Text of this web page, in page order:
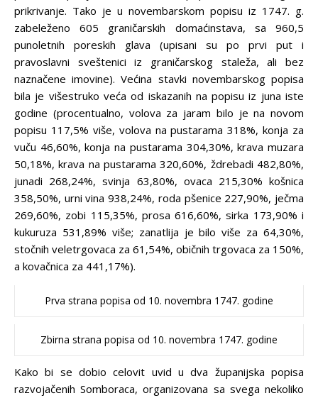
prikrivanje. Tako je u novembarskom popisu iz 1747. g.
zabeleženo 605 graničarskih domaćinstava, sa 960,5
punoletnih poreskih glava (upisani su po prvi put i
pravoslavni sveštenici iz graničarskog staleža, ali bez
naznačene imovine). Većina stavki novembarskog popisa
bila je višestruko veća od iskazanih na popisu iz juna iste
godine (procentualno, volova za jaram bilo je na novom
popisu 117,5% više, volova na pustarama 318%, konja za
vuču 46,60%, konja na pustarama 304,30%, krava muzara
50,18%, krava na pustarama 320,60%, ždrebadi 482,80%,
junadi 268,24%, svinja 63,80%, ovaca 215,30% košnica
358,50%, urni vina 938,24%, roda pšenice 227,90%, ječma
269,60%, zobi 115,35%, prosa 616,60%, sirka 173,90% i
kukuruza 531,89% više; zanatlija je bilo više za 64,30%,
stočnih veletrgovaca za 61,54%, običnih trgovaca za 150%,
a kovačnica za 441,17%).
Prva strana popisa od 10. novembra 1747. godine
Zbirna strana popisa od 10. novembra 1747. godine
Kako bi se dobio celovit uvid u dva županijska popisa
razvojačenih Somboraca, organizovana sa svega nekoliko